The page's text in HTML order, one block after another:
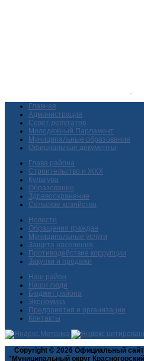
Главная
Администрация
Совет депутатов
Молодежный Парламент
Муниципальные образования
Официальные документы
Глава района
Строительство и ЖКХ
Культура
Образование
Здравоохранение
Сельское хозяйство
Новости
Обращения граждан
Муниципальные услуги
Защита населения
Противодействие коррупции
Закупки и продажи
Наш район
Наши люди
Бюджет района
Экономика
Предприятия и организации
Контакты
Copyright © 2026 Официальный
"Муниципальный округ